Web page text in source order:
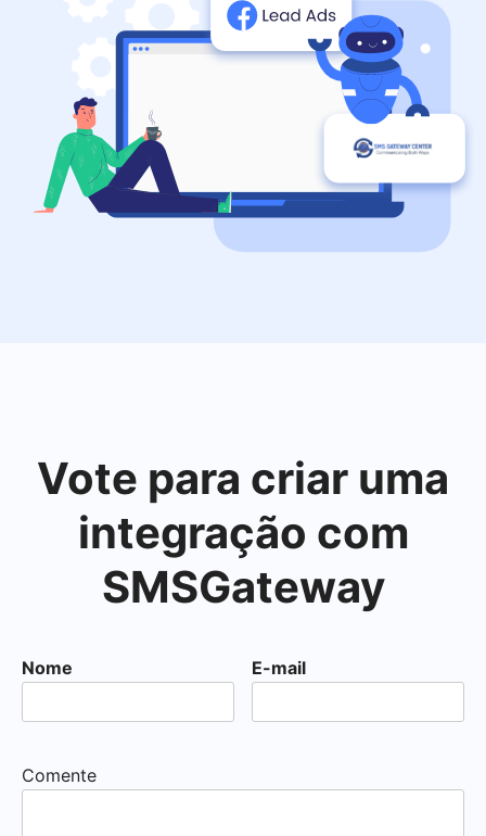
Vote para criar uma
integração com
SMSGateway
Nome E-mail
Comente